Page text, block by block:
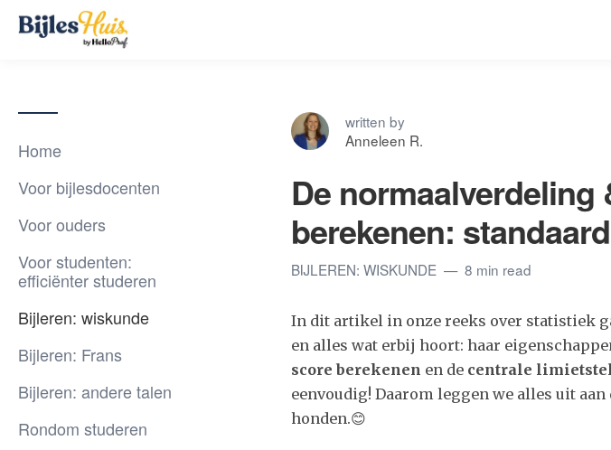
Home
Voor bijlesdocenten
Voor ouders
Voor studenten:
efficiënter studeren
Bijleren: wiskunde
Bijleren: Frans
Bijleren: andere talen
Rondom studeren
written by
Anneleen R.
De normaalverdeling
berekenen:
BIJLEREN: WISKUNDE 8 min read
In dit artikel in onze reeks over statistiek
en alles wat erbij hoort: haar
score berekenen en de centrale
eenvoudig! Daarom leggen we alles uit aan
honden.😊